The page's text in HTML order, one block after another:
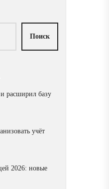
Поиск
расширил базу
учёт
2026: новые